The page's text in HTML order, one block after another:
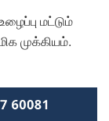
மட்டும்
முக்கியம்.